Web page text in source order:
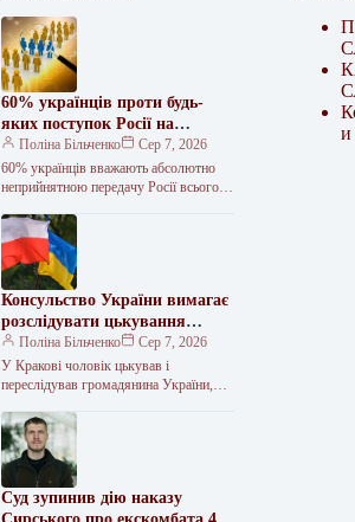
60% українців проти будь-
яких поступок Росії на
Донбасі – КМІС
Поліна Більченко
Сер 7, 2026
60% українців вважають абсолютно
неприйнятною передачу Росії всього
Водночас майже 60% допускають
можливість “заморожування”…
Консульство України вимагає
розслідувати цькування
українця в Кракові
Поліна Більченко
Сер 7, 2026
У Кракові чоловік цькував і
переслідував громадянина України,
походження та вимагаючи, щоб той
повернувся на батьківщину.…
Суд зупинив дію наказу
и